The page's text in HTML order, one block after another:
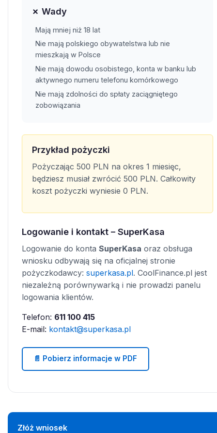
✗ Wady
Mają mniej niż 18 lat
Nie mają polskiego obywatelstwa lub nie
mieszkają w Polsce
Nie mają dowodu osobistego, konta w banku lub
aktywnego numeru telefonu komórkowego
Nie mają zdolności do spłaty zaciągniętego
zobowiązania
Przykład pożyczki
Pożyczając 500 PLN na okres 1 miesięc,
będziesz musiał zwrócić 500 PLN. Całkowity
koszt pożyczki wyniesie 0 PLN.
Logowanie i kontakt – SuperKasa
Logowanie do konta SuperKasa oraz obsługa
wniosku odbywają się na oficjalnej stronie
pożyczkodawcy: superkasa.pl. CoolFinance.pl jest
niezależną porównywarką i nie prowadzi panelu
logowania klientów.
Telefon: 611 100 415
E-mail: kontakt@superkasa.pl
📄 Pobierz informacje w PDF
Złóż wniosek